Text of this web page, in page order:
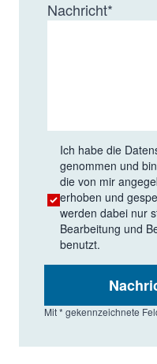
Nachricht*
Ich habe die
genommen und
die von mir
erhoben und
werden dabei nur
Bearbeitung und
benutzt.
Mit * gekennzeichnete